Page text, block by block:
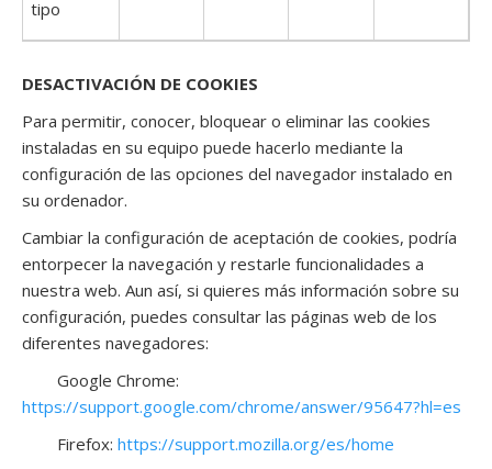
tipo
DESACTIVACIÓN DE COOKIES
Para permitir, conocer, bloquear o eliminar las cookies
instaladas en su equipo puede hacerlo mediante la
configuración de las opciones del navegador instalado en
su ordenador.
Cambiar la configuración de aceptación de cookies, podría
entorpecer la navegación y restarle funcionalidades a
nuestra web. Aun así, si quieres más información sobre su
configuración, puedes consultar las páginas web de los
diferentes navegadores:
Google Chrome:
https://support.google.com/chrome/answer/95647?hl=es
Firefox: https://support.mozilla.org/es/home